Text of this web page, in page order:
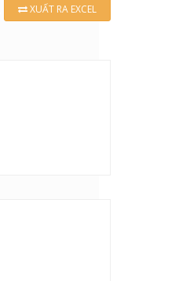
XUẤT RA EXCEL